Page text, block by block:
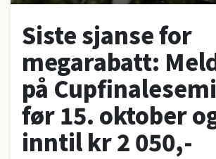
Siste sjanse for
megarabatt:
på
før 15. oktober
inntil kr 2 050,-